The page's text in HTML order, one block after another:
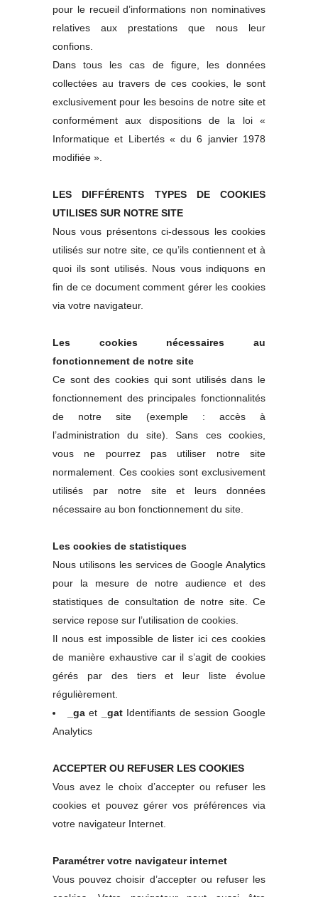
pour le recueil d’informations non nominatives
relatives aux prestations que nous leur
confions.
Dans tous les cas de figure, les données
collectées au travers de ces cookies, le sont
exclusivement pour les besoins de notre site et
conformément aux dispositions de la loi «
Informatique et Libertés « du 6 janvier 1978
modifiée ».
LES DIFFÉRENTS TYPES DE COOKIES
UTILISES SUR NOTRE SITE
Nous vous présentons ci-dessous les cookies
utilisés sur notre site, ce qu’ils contiennent et à
quoi ils sont utilisés. Nous vous indiquons en
fin de ce document comment gérer les cookies
via votre navigateur.
Les cookies nécessaires au
fonctionnement de notre site
Ce sont des cookies qui sont utilisés dans le
fonctionnement des principales fonctionnalités
de notre site (exemple : accès à
l’administration du site). Sans ces cookies,
vous ne pourrez pas utiliser notre site
normalement. Ces cookies sont exclusivement
utilisés par notre site et leurs données
nécessaire au bon fonctionnement du site.
Les cookies de statistiques
Nous utilisons les services de Google Analytics
pour la mesure de notre audience et des
statistiques de consultation de notre site. Ce
service repose sur l’utilisation de cookies.
Il nous est impossible de lister ici ces cookies
de manière exhaustive car il s’agit de cookies
gérés par des tiers et leur liste évolue
régulièrement.
_gaet _gatIdentifiants de session Google
Analytics
ACCEPTER OU REFUSER LES COOKIES
Vous avez le choix d’accepter ou refuser les
cookies et pouvez gérer vos préférences via
votre navigateur Internet.
Paramétrer votre navigateur internet
Vous pouvez choisir d’accepter ou refuser les